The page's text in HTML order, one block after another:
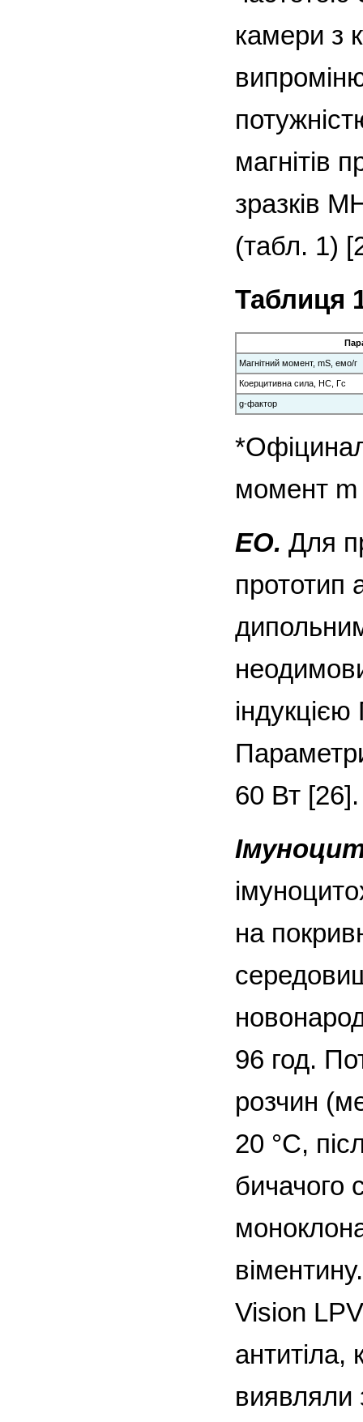
камери з
магнітів
зразків
(табл. 1)
Таблиця
Магнітний момент, mS, емо/г
Коерцитивна сила, НС, Гс
g-фактор
момент
ЕО. Для
прототип
60 Вт [26].
на
96 год.
розчин
20 °С,
бичачого
Vision
антитіла,
виявляли